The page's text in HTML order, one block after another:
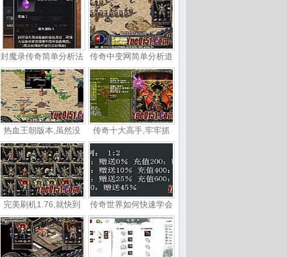
封魔录传奇简单分析法 传奇中变网简单分析道
热血王朝版本,虽然没 传奇十大高手,牢牢抓
完美刷机1.76,就快到 传奇世界如何快速学会